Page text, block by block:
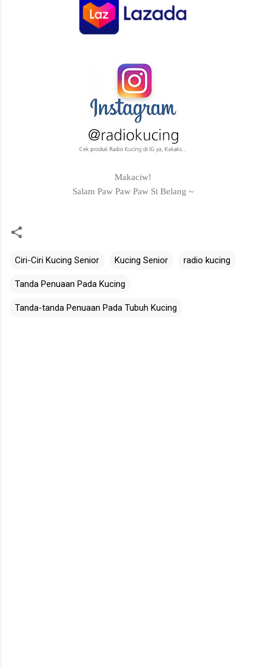
Makaciw!
Salam Paw Paw Paw Si Belang ~
Ciri-Ciri Kucing Senior Kucing Senior radio kucing
Tanda Penuaan Pada Kucing
Tanda-tanda Penuaan Pada Tubuh Kucing